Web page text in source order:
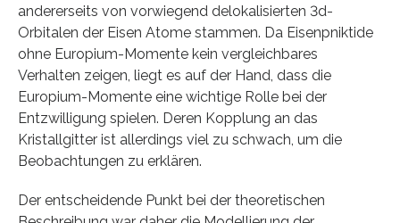
andererseits von vorwiegend delokalisierten 3d-
Orbitalen der Eisen Atome stammen. Da Eisenpniktide
ohne Europium-Momente kein vergleichbares
Verhalten zeigen, liegt es auf der Hand, dass die
Europium-Momente eine wichtige Rolle bei der
Entzwilligung spielen. Deren Kopplung an das
Kristallgitter ist allerdings viel zu schwach, um die
Beobachtungen zu erklären.
Der entscheidende Punkt bei der theoretischen